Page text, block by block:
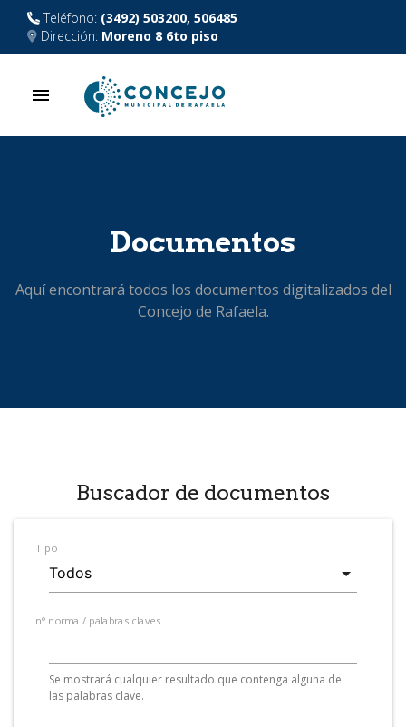
Teléfono: (3492) 503200, 506485
Dirección: Moreno 8 6to piso
menu
Documentos
Aquí encontrará todos los documentos digitalizados del
Concejo de Rafaela.
Buscador de documentos
Tipo
n° norma / palabras claves
Se mostrará cualquier resultado que contenga alguna de
las palabras clave.